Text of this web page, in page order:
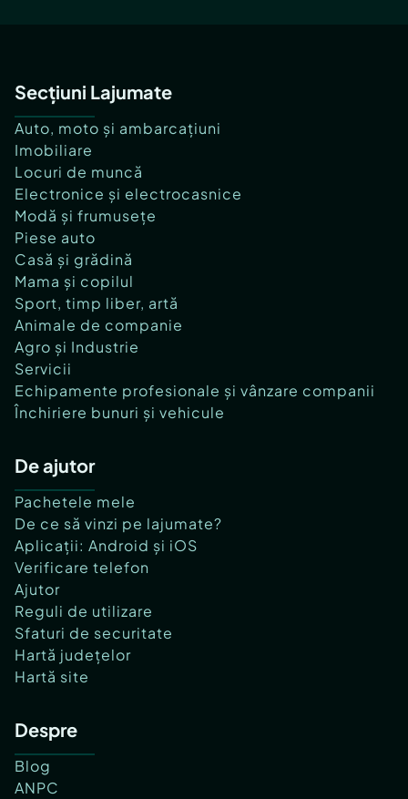
Secțiuni Lajumate
Auto, moto și ambarcațiuni
Imobiliare
Locuri de muncă
Electronice și electrocasnice
Modă și frumusețe
Piese auto
Casă și grădină
Mama și copilul
Sport, timp liber, artă
Animale de companie
Agro și Industrie
Servicii
Echipamente profesionale și vânzare companii
Închiriere bunuri și vehicule
De ajutor
Pachetele mele
De ce să vinzi pe lajumate?
Aplicații: Android și iOS
Verificare telefon
Ajutor
Reguli de utilizare
Sfaturi de securitate
Hartă județelor
Hartă site
Despre
Blog
ANPC